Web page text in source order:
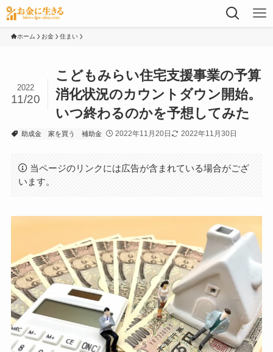
ホーム お金 住まい
こどもみらい住宅支援事業の予算
消化状況のカウントダウン開始。
いつ終わるのかを予想してみた
2022
11/20
助成金 家を買う 補助金 2022年11月20日 2022年11月30日
当ページのリンクには広告が含まれている場合がござ
います。